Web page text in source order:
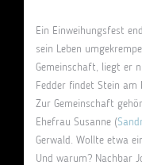
Ein Einweihungsfest
sein Leben
Gemeinschaft, liegt er
Fedder findet Stein am
Zur Gemeinschaft
Ehefrau Susanne (
Gerwald. Wollte etwa
Und warum? Nachbar